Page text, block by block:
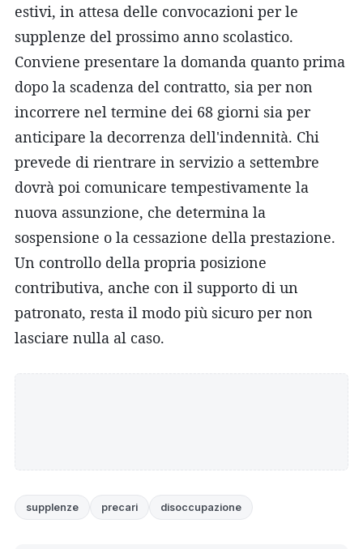
estivi, in attesa delle convocazioni per le
supplenze del prossimo anno scolastico.
Conviene presentare la domanda quanto prima
dopo la scadenza del contratto, sia per non
incorrere nel termine dei 68 giorni sia per
anticipare la decorrenza dell'indennità. Chi
prevede di rientrare in servizio a settembre
dovrà poi comunicare tempestivamente la
nuova assunzione, che determina la
sospensione o la cessazione della prestazione.
Un controllo della propria posizione
contributiva, anche con il supporto di un
patronato, resta il modo più sicuro per non
lasciare nulla al caso.
supplenze precari disoccupazione